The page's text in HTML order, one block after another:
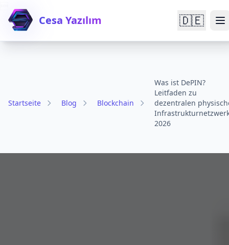
Cesa Yazılım 🇩🇪
Startseite Blog Blockchain
Was ist DePIN?
Leitfaden zu
dezentralen
2026